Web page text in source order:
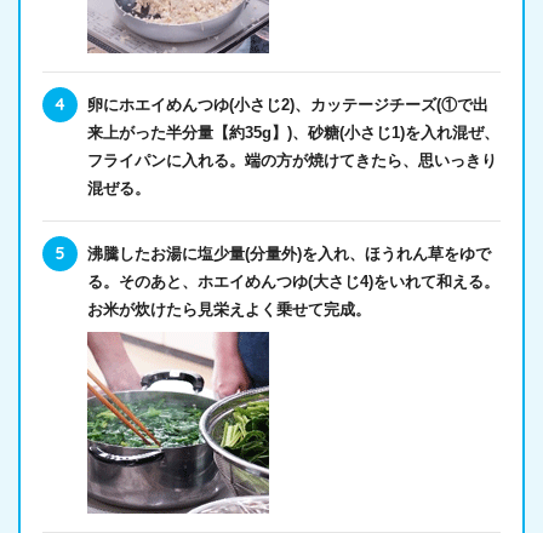
卵にホエイめんつゆ(小さじ2)、カッテージチーズ(①で出
来上がった半分量【約35g】)、砂糖(小さじ1)を入れ混ぜ、
フライパンに入れる。端の方が焼けてきたら、思いっきり
混ぜる。
沸騰したお湯に塩少量(分量外)を入れ、ほうれん草をゆで
る。そのあと、ホエイめんつゆ(大さじ4)をいれて和える。
お米が炊けたら見栄えよく乗せて完成。